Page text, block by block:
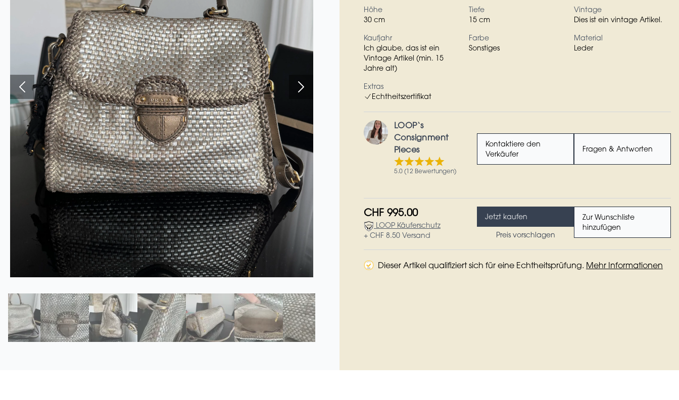
Höhe
30 cm
Tiefe
15 cm
Vintage
Dies ist ein vintage Artikel.
Kaufjahr
Ich glaube, das ist ein
Vintage Artikel (min. 15
Jahre alt)
Farbe
Sonstiges
Material
Leder
Extras
Echtheitszertifikat
LOOP‘s
Consignment
Pieces
5.0 (12 Bewertungen)
Kontaktiere den
Verkäufer
Fragen & Antworten
CHF 995.00
LOOP Käuferschutz
+ CHF 8.50 Versand
Jetzt kaufen
Preis vorschlagen
Zur Wunschliste
hinzufügen
Dieser Artikel qualifiziert sich für eine Echtheitsprüfung. Mehr Informationen